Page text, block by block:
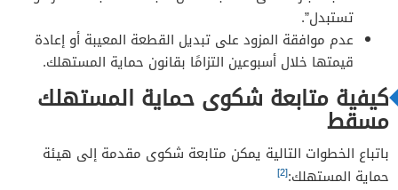
تستبدل”.
عدم موافقة المزود على تبديل القطعة المعيبة أو إعادة
قيمتها خلال أسبوعين التزامًا بقانون حماية المستهلك.
كيفية متابعة شكوى حماية المستهلك
مسقط
باتباع الخطوات التالية يمكن متابعة شكوى مقدمة إلى هيئة
حماية المستهلك:[2]